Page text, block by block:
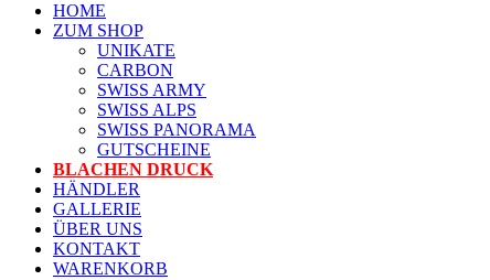
HOME
ZUM SHOP
UNIKATE
CARBON
SWISS ARMY
SWISS ALPS
SWISS PANORAMA
GUTSCHEINE
BLACHEN DRUCK
HÄNDLER
GALLERIE
ÜBER UNS
KONTAKT
WARENKORB